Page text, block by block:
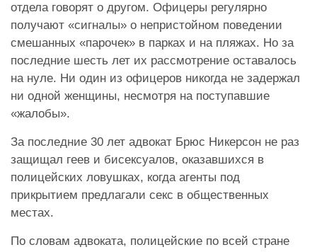
отдела говорят о другом. Офицеры регулярно
получают «сигналы» о непристойном поведении
смешанных «парочек» в парках и на пляжах. Но за
последние шесть лет их рассмотрение оставалось
на нуле. Ни один из офицеров никогда не задержал
ни одной женщины, несмотря на поступавшие
«жалобы».
За последние 30 лет адвокат Брюс Никерсон не раз
защищал геев и бисексуалов, оказавшихся в
полицейских ловушках, когда агенты под
прикрытием предлагали секс в общественных
местах.
По словам адвоката, полицейские по всей стране